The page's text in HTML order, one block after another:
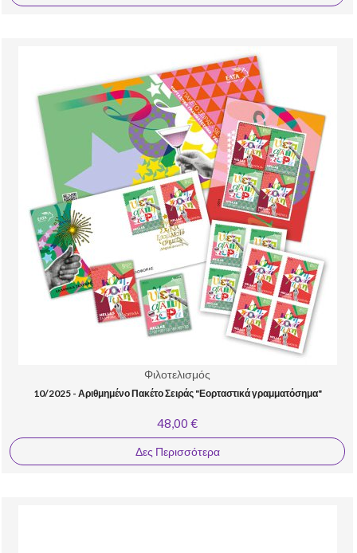
Φιλοτελισμός
10/2025 - Αριθμημένο Πακέτο Σειράς "Εορταστικά γραμματόσημα"
48,00 €
Δες Περισσότερα